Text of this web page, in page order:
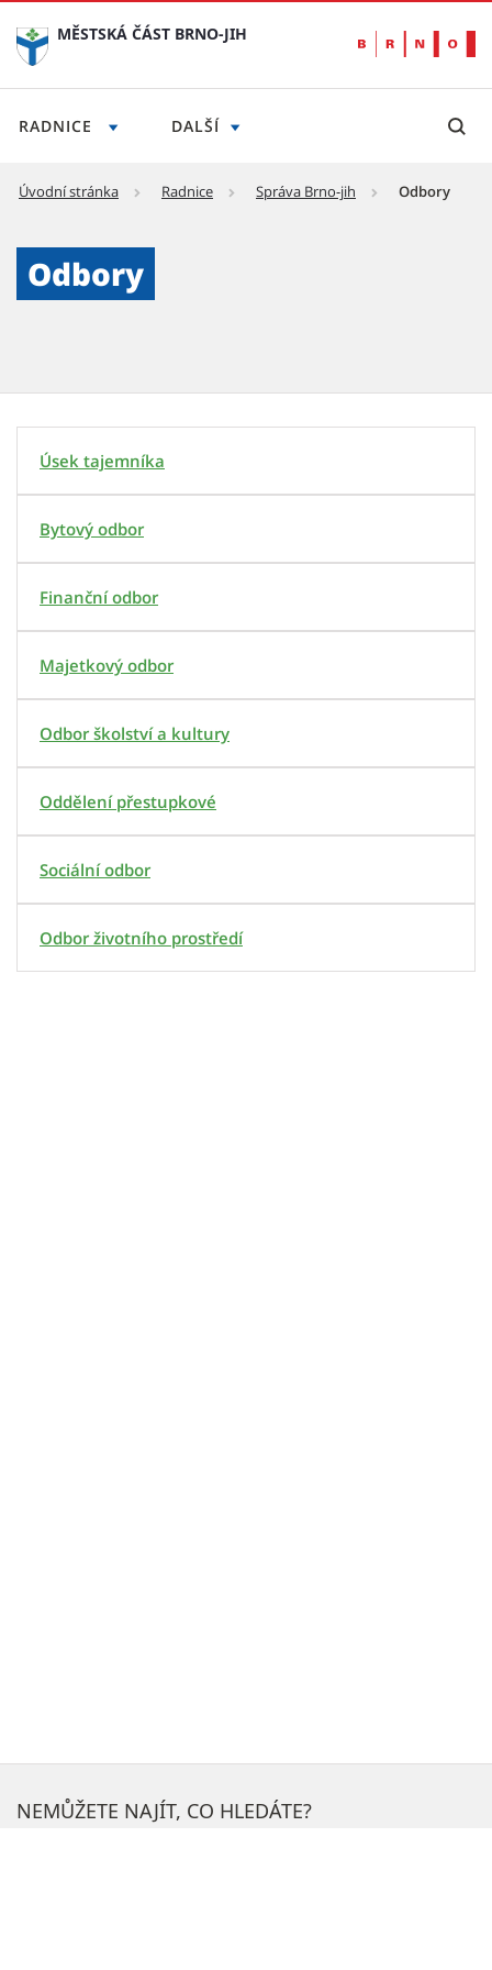
MĚSTSKÁ ČÁST BRNO-JIH
RADNICE DALŠÍ
Úvodní stránka Radnice Správa Brno-jih Odbory
Odbory
Úsek tajemníka
Bytový odbor
Finanční odbor
Majetkový odbor
Odbor školství a kultury
Oddělení přestupkové
Sociální odbor
Odbor životního prostředí
NEMŮŽETE NAJÍT, CO HLEDÁTE?